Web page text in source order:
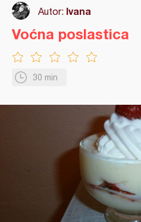
Autor: Ivana
30 min
Voćna poslastica